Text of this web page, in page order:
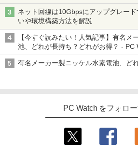
の静音化を追求
ネット回線は10Gbpsにアップグレー
いや環境構築方法を解説
【今すぐ読みたい！人気記事】有名メ
池、どれが長持ち？どれがお得？ - PC
有名メーカー製ニッケル水素電池、ど
PC Watch をフォロ